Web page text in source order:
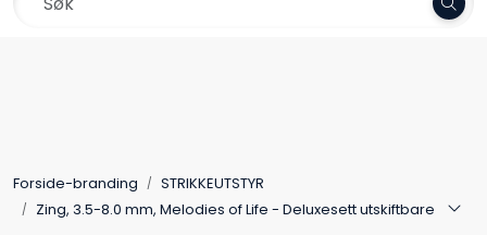
Skip to main content
Forside-branding
STRIKKEUTSTYR
Zing, 3.5-8.0 mm, Melodies of Life - Deluxesett utskiftbare
Kolleksjoner